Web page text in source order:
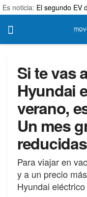
Es noticia: El segundo EV
Si te vas
Hyundai
verano,
Un mes
Para viajar en
y a un precio
Hyundai eléctrico